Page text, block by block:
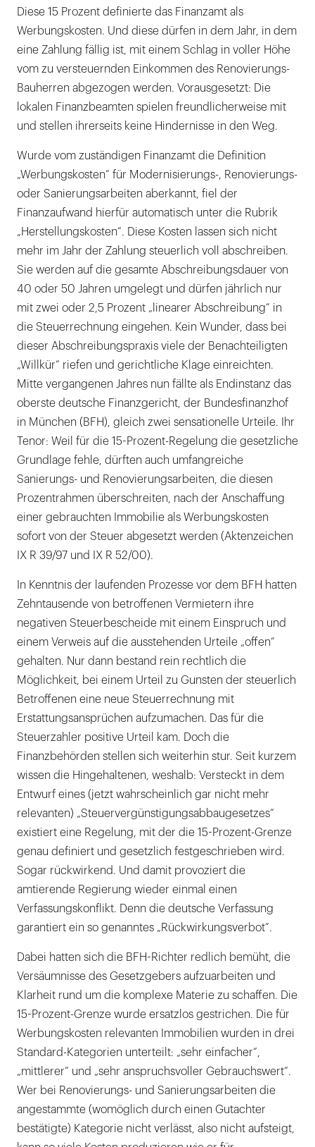
Diese 15 Prozent definierte das Finanzamt als
Werbungskosten. Und diese dürfen in dem Jahr, in dem
eine Zahlung fällig ist, mit einem Schlag in voller Höhe
vom zu versteuernden Einkommen des Renovierungs-
Bauherren abgezogen werden. Vorausgesetzt: Die
lokalen Finanzbeamten spielen freundlicherweise mit
und stellen ihrerseits keine Hindernisse in den Weg.
Wurde vom zuständigen Finanzamt die Definition
„Werbungskosten“ für Modernisierungs-, Renovierungs-
oder Sanierungsarbeiten aberkannt, fiel der
Finanzaufwand hierfür automatisch unter die Rubrik
„Herstellungskosten“. Diese Kosten lassen sich nicht
mehr im Jahr der Zahlung steuerlich voll abschreiben.
Sie werden auf die gesamte Abschreibungsdauer von
40 oder 50 Jahren umgelegt und dürfen jährlich nur
mit zwei oder 2,5 Prozent „linearer Abschreibung“ in
die Steuerrechnung eingehen. Kein Wunder, dass bei
dieser Abschreibungspraxis viele der Benachteiligten
„Willkür“ riefen und gerichtliche Klage einreichten.
Mitte vergangenen Jahres nun fällte als Endinstanz das
oberste deutsche Finanzgericht, der Bundesfinanzhof
in München (BFH), gleich zwei sensationelle Urteile. Ihr
Tenor: Weil für die 15-Prozent-Regelung die gesetzliche
Grundlage fehle, dürften auch umfangreiche
Sanierungs- und Renovierungsarbeiten, die diesen
Prozentrahmen überschreiten, nach der Anschaffung
einer gebrauchten Immobilie als Werbungskosten
sofort von der Steuer abgesetzt werden (Aktenzeichen
IX R 39/97 und IX R 52/00).
In Kenntnis der laufenden Prozesse vor dem BFH hatten
Zehntausende von betroffenen Vermietern ihre
negativen Steuerbescheide mit einem Einspruch und
einem Verweis auf die ausstehenden Urteile „offen“
gehalten. Nur dann bestand rein rechtlich die
Möglichkeit, bei einem Urteil zu Gunsten der steuerlich
Betroffenen eine neue Steuerrechnung mit
Erstattungsansprüchen aufzumachen. Das für die
Steuerzahler positive Urteil kam. Doch die
Finanzbehörden stellen sich weiterhin stur. Seit kurzem
wissen die Hingehaltenen, weshalb: Versteckt in dem
Entwurf eines (jetzt wahrscheinlich gar nicht mehr
relevanten) „Steuervergünstigungsabbaugesetzes“
existiert eine Regelung, mit der die 15-Prozent-Grenze
genau definiert und gesetzlich festgeschrieben wird.
Sogar rückwirkend. Und damit provoziert die
amtierende Regierung wieder einmal einen
Verfassungskonflikt. Denn die deutsche Verfassung
garantiert ein so genanntes „Rückwirkungsverbot“.
Dabei hatten sich die BFH-Richter redlich bemüht, die
Versäumnisse des Gesetzgebers aufzuarbeiten und
Klarheit rund um die komplexe Materie zu schaffen. Die
15-Prozent-Grenze wurde ersatzlos gestrichen. Die für
Werbungskosten relevanten Immobilien wurden in drei
Standard-Kategorien unterteilt: „sehr einfacher“,
„mittlerer“ und „sehr anspruchsvoller Gebrauchswert“.
Wer bei Renovierungs- und Sanierungsarbeiten die
angestammte (womöglich durch einen Gutachter
bestätigte) Kategorie nicht verlässt, also nicht aufsteigt,